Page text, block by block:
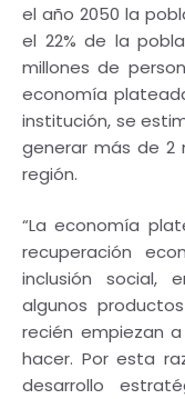
el año 2050 la
el 22% de la
millones de
economía
institución, se
generar más de 2
región.
“La economía
recuperación
inclusión social,
algunos
recién empiezan
hacer. Por esta
desarrollo